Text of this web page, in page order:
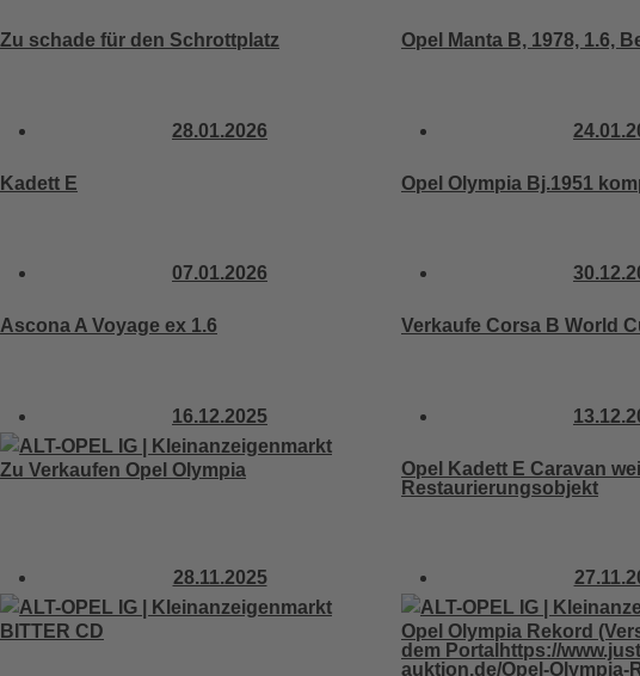
Zu schade für den Schrottplatz Opel Manta B, 1978, 1.6,
28.01.2026
Kadett E Opel Olympia Bj.1951
07.01.2026
Ascona A Voyage ex 1.6 Verkaufe Corsa B World
16.12.2025
Zu Verkaufen Opel Olympia
Opel Kadett E Caravan
Restaurierungsobjekt
28.11.2025
BITTER CD
Opel Olympia Rekord
dem Portalhttps://
auktion.de/Opel-Olympia-